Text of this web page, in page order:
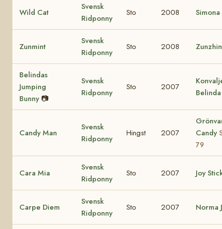
Wild Cat
Svensk
Ridponny
Sto 2008 Simona
Zunmint
Svensk
Ridponny
Sto 2008
Belindas
Jumping
Bunny 📷
Svensk
Ridponny
Sto 2007
Belinda
Candy Man
Svensk
Ridponny
Hingst 2007
Candy
79
Cara Mia
Svensk
Ridponny
Sto 2007 Joy
Carpe Diem
Svensk
Ridponny
Sto 2007 Norma